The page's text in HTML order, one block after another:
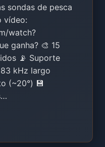
sondas de pesca
vídeo:
watch?
ganha? 🎨 15
📡 Suporte
kHz largo
(~20°) 💾